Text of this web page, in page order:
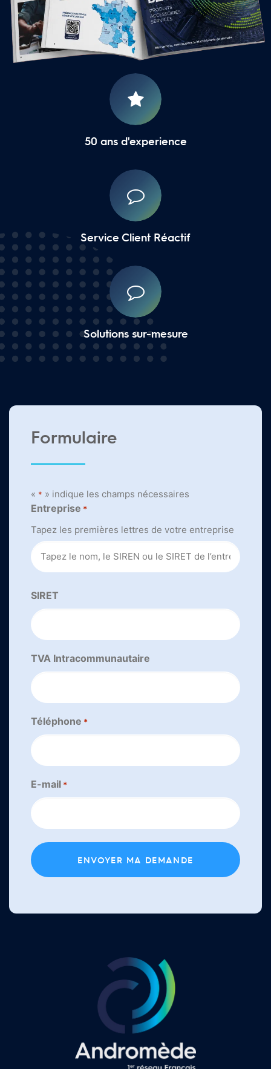
16 Agences Régionales
50 ans d'experience
Service Client Réactif
Solutions sur-mesure
Formulaire
« * » indique les champs nécessaires
Entreprise *
Tapez les premières lettres de votre entreprise
SIRET
TVA Intracommunautaire
Téléphone *
E-mail *